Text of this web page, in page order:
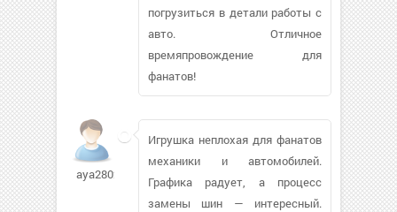
погрузиться в детали работы с
авто. Отличное
времяпровождение для
фанатов!
aya2802976
Игрушка неплохая для фанатов
механики и автомобилей.
Графика радует, а процесс
замены шин — интересный.